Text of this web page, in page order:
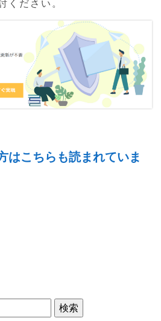
ください。
はこちらも読まれていま